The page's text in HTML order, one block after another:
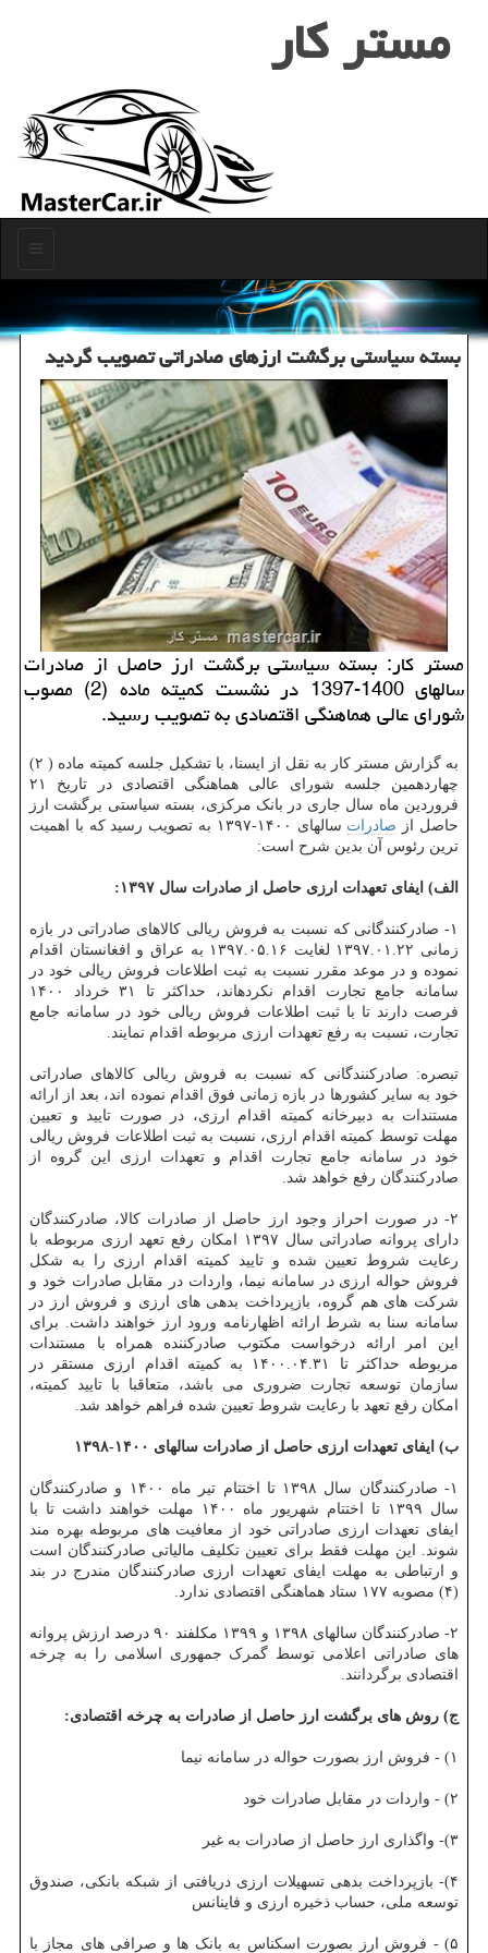
مستر كار
بسته سیاستی برگشت ارزهای صادراتی تصویب گردید
مستر کار: بسته سیاستی برگشت ارز حاصل از صادرات
سالهای 1400-1397 در نشست کمیته ماده (2) مصوب
شورای عالی هماهنگی اقتصادی به تصویب رسید.
به گزارش مستر کار به نقل از ایسنا، با تشکیل جلسه کمیته ماده ( ۲)
چهاردهمین جلسه شورای عالی هماهنگی اقتصادی در تاریخ ۲۱
فروردین ماه سال جاری در بانک مرکزی، بسته سیاستی برگشت ارز
حاصل از صادرات
سالهای ۱۴۰۰-۱۳۹۷ به تصویب رسید که با اهمیت
ترین رئوس آن بدین شرح است:
الف) ایفای تعهدات ارزی حاصل از صادرات سال ۱۳۹۷:
۱‏- صادرکنندگانی که نسبت به فروش ریالی کالاهای صادراتی در بازه
زمانی ۱۳۹۷.۰۱.۲۲ لغایت ۱۳۹۷.۰۵.۱۶ به عراق و افغانستان اقدام
نموده و در موعد مقرر نسبت به ثبت اطلاعات فروش ریالی خود در
سامانه جامع تجارت اقدام نکرده‎اند، حداکثر تا ۳۱ خرداد ۱۴۰۰
فرصت دارند تا با ثبت اطلاعات فروش ریالی خود در سامانه جامع
تجارت، نسبت به رفع تعهدات ارزی مربوطه اقدام نمایند.
تبصره: صادرکنندگانی که نسبت به فروش ریالی کالاهای صادراتی
خود به سایر کشورها در بازه زمانی فوق اقدام نموده اند، بعد از ارائه
مستندات به دبیرخانه کمیته اقدام ارزی، در صورت تایید و تعیین
مهلت توسط کمیته اقدام ارزی، نسبت به ثبت اطلاعات فروش ریالی
خود در سامانه جامع تجارت اقدام و تعهدات ارزی این گروه از
صادرکنندگان رفع خواهد شد.
۲‏- در صورت احراز وجود ارز حاصل از صادرات کالا، صادرکنندگان
دارای پروانه صادراتی سال ۱۳۹۷ امکان رفع تعهد ارزی مربوطه با
رعایت شروط تعیین شده و تایید کمیته اقدام ارزی را به شکل
فروش حواله ارزی در سامانه نیما، واردات در مقابل صادرات خود و
شرکت های هم گروه، بازپرداخت بدهی های ارزی و فروش ارز در
سامانه سنا به شرط ارائه اظهارنامه ورود ارز خواهند داشت. برای
این امر ارائه درخواست مکتوب صادرکننده همراه با مستندات
مربوطه حداکثر تا ۱۴۰۰.۰۴.۳۱ به کمیته اقدام ارزی مستقر در
سازمان توسعه تجارت ضروری می باشد، متعاقبا با تایید کمیته،
امکان رفع تعهد با رعایت شروط تعیین شده فراهم خواهد شد.
ب) ایفای تعهدات ارزی حاصل از صادرات سالهای ۱۴۰۰-۱۳۹۸
۱- صادرکنندگان سال ۱۳۹۸ تا اختتام تیر ماه ۱۴۰۰ و صادرکنندگان
سال ۱۳۹۹ تا اختتام شهریور ماه ۱۴۰۰ مهلت خواهند داشت تا با
ایفای تعهدات ارزی صادراتی خود از معافیت های مربوطه بهره مند
شوند. این مهلت فقط برای تعیین تکلیف مالیاتی صادرکنندگان است
و ارتباطی به مهلت ایفای تعهدات ارزی صادرکنندگان مندرج در بند
(۴) مصوبه ۱۷۷ ستاد هماهنگی اقتصادی ندارد.
۲- صادرکنندگان سالهای ۱۳۹۸ و ۱۳۹۹ مکلفند ۹۰ درصد ارزش پروانه
های صادراتی اعلامی توسط گمرک جمهوری اسلامی را به چرخه
اقتصادی برگردانند.
ج) روش های برگشت ارز حاصل از صادرات به چرخه اقتصادی:
۲) - واردات در مقابل صادرات خود
۳)- واگذاری ارز حاصل از صادرات به غیر
۴)- بازپرداخت بدهی تسهیلات ارزی دریافتی از شبکه بانکی، صندوق
توسعه ملی، حساب ذخیره ارزی و فاینانس
۵) - فروش ارز بصورت اسکناس به بانک ها و صرافی های مجاز با